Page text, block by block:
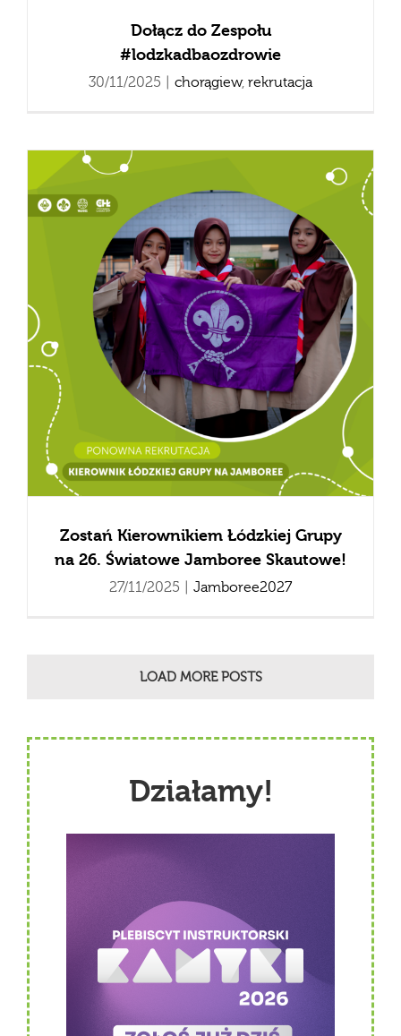
Dołącz do Zespołu
#lodzkadbaozdrowie
30/11/2025 chorągiew, rekrutacja
Zostań Kierownikiem Łódzkiej Grupy
na 26. Światowe Jamboree Skautowe!
27/11/2025 Jamboree2027
LOAD MORE POSTS
Działamy!